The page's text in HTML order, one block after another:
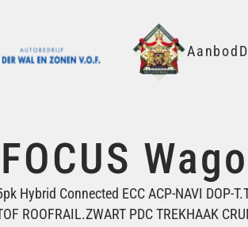
Aanbod
Hybrid Connected ECC ACP-NAVI DOP-
ROOFRAIL.ZWART PDC TREKHAAK